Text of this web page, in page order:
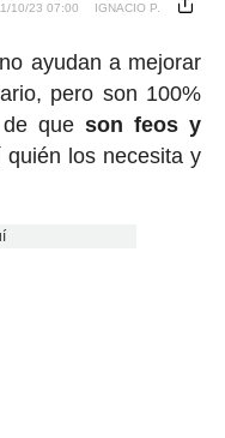
10/23 07:00 IGNACIO P.
no ayudan a mejorar
pero son 100%
de queson feos y
los necesita y